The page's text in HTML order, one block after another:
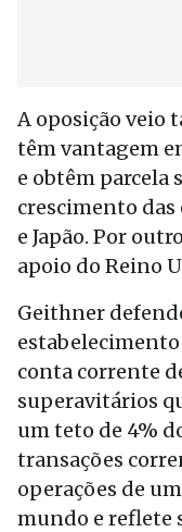
A oposição veio
têm vantagem
e obtêm parcela
crescimento
e Japão. Por
apoio do Reino
Geithner
conta corrente
superavitários
um teto de 4%
transações
operações de
mundo e reflete